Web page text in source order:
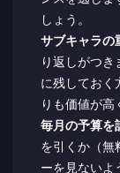
しょう。
サブキャラの
り返しがつ
に残しておく
りも価値が高
毎月の予算を
を引くか（無
ーを見ないよ